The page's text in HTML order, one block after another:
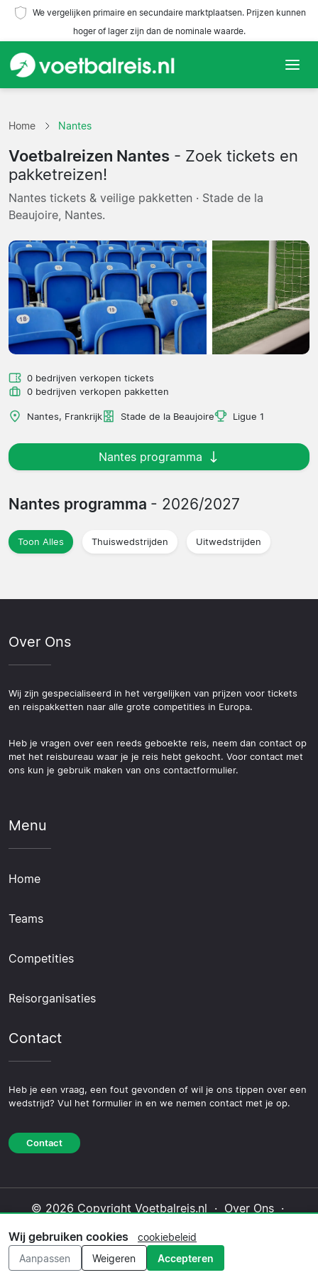
We vergelijken primaire en secundaire marktplaatsen. Prijzen kunnen
hoger of lager zijn dan de nominale waarde.
Teams
Competities
Reisorganisaties
Home Nantes
Voetbalreizen Nantes - Zoek tickets en
pakketreizen!
Nantes tickets & veilige pakketten · Stade de la
Beaujoire, Nantes.
0 bedrijven verkopen tickets
0 bedrijven verkopen pakketten
Nantes, Frankrijk Stade de la Beaujoire Ligue 1
Nantes programma
Nantes programma - 2026/2027
Toon Alles Thuiswedstrijden Uitwedstrijden
Over Ons
Wij zijn gespecialiseerd in het vergelijken van prijzen voor tickets
en reispakketten naar alle grote competities in Europa.
Heb je vragen over een reeds geboekte reis, neem dan contact op
met het reisbureau waar je je reis hebt gekocht. Voor contact met
ons kun je gebruik maken van ons contactformulier.
Menu
Home
Teams
Competities
Reisorganisaties
Contact
Heb je een vraag, een fout gevonden of wil je ons tippen over een
wedstrijd? Vul het formulier in en we nemen contact met je op.
Contact
© 2026 Copyright Voetbalreis.nl · Over Ons·
Redactioneel beleid
Wij gebruiken cookies
cookiebeleid
Aanpassen
Weigeren Accepteren